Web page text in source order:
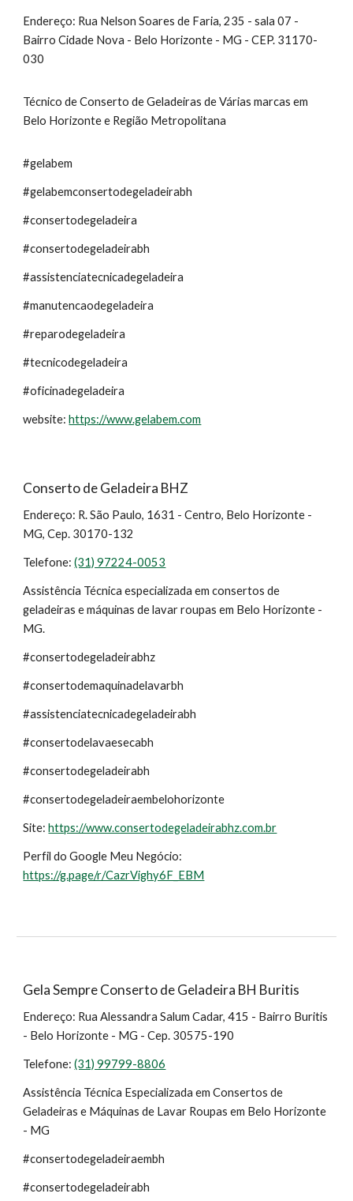
Endereço: Rua Nelson Soares de Faria, 235 - sala 07 -
Bairro Cidade Nova - Belo Horizonte - MG - CEP. 31170-
030
Técnico de Conserto de Geladeiras de Várias marcas em
Belo Horizonte e Região Metropolitana
#gelabem
#gelabemconsertodegeladeirabh
#consertodegeladeira
#consertodegeladeirabh
#assistenciatecnicadegeladeira
#manutencaodegeladeira
#reparodegeladeira
#tecnicodegeladeira
#oficinadegeladeira
website:https://www.gelabem.com
Conserto de Geladeira BHZ
Endereço: R. São Paulo, 1631 - Centro, Belo Horizonte -
MG, Cep. 30170-132
Telefone:(31) 97224-0053
Assistência Técnica especializada em consertos de
geladeiras e máquinas de lavar roupas em Belo Horizonte -
MG.
#consertodegeladeirabhz
#consertodemaquinadelavarbh
#assistenciatecnicadegeladeirabh
#consertodelavaesecabh
#consertodegeladeirabh
#consertodegeladeiraembelohorizonte
Site:https://www.consertodegeladeirabhz.com.br
Perfil do Google Meu Negócio:
https://g.page/r/CazrVighy6F_EBM
Gela Sempre Conserto de Geladeira BH Buritis
Endereço: Rua Alessandra Salum Cadar, 415 - Bairro Buritis
- Belo Horizonte - MG - Cep. 30575-190
Telefone:(31) 99799-8806
Assistência Técnica Especializada em Consertos de
Geladeiras e Máquinas de Lavar Roupas em Belo Horizonte
- MG
#consertodegeladeiraembh
#consertodegeladeirabh